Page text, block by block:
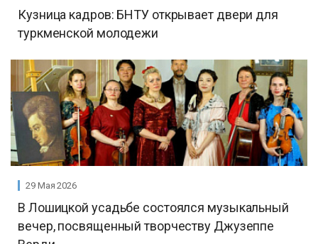
Кузница кадров: БНТУ открывает двери для
туркменской молодежи
29 Мая 2026
В Лошицкой усадьбе состоялся музыкальный
вечер, посвященный творчеству Джузеппе